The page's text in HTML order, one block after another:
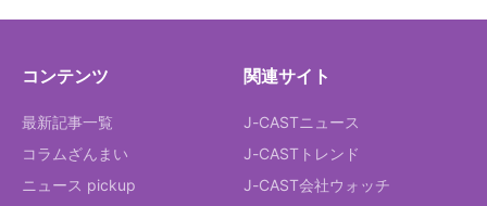
コンテンツ
最新記事一覧
コラムざんまい
ニュース pickup
関連サイト
J-CASTニュース
J-CASTトレンド
J-CAST会社ウォッチ